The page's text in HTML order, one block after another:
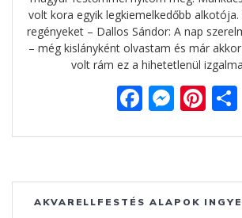
volt kora egyik legkiemelkedőbb
regényeket – Dallos Sándor: A nap
– még kislányként olvastam és már
volt rám ez a hihetetlenül
F
e
b
o
M
ss
e
n
Pi
er
e
st
AKVARELLFESTÉS ALAPOK